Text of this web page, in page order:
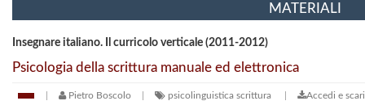
MATERIALI
Insegnare italiano. Il curricolo verticale (2011-2012)
Psicologia della scrittura manuale ed elettronica
Pietro Boscolo psicolinguistica scrittura Accedi e